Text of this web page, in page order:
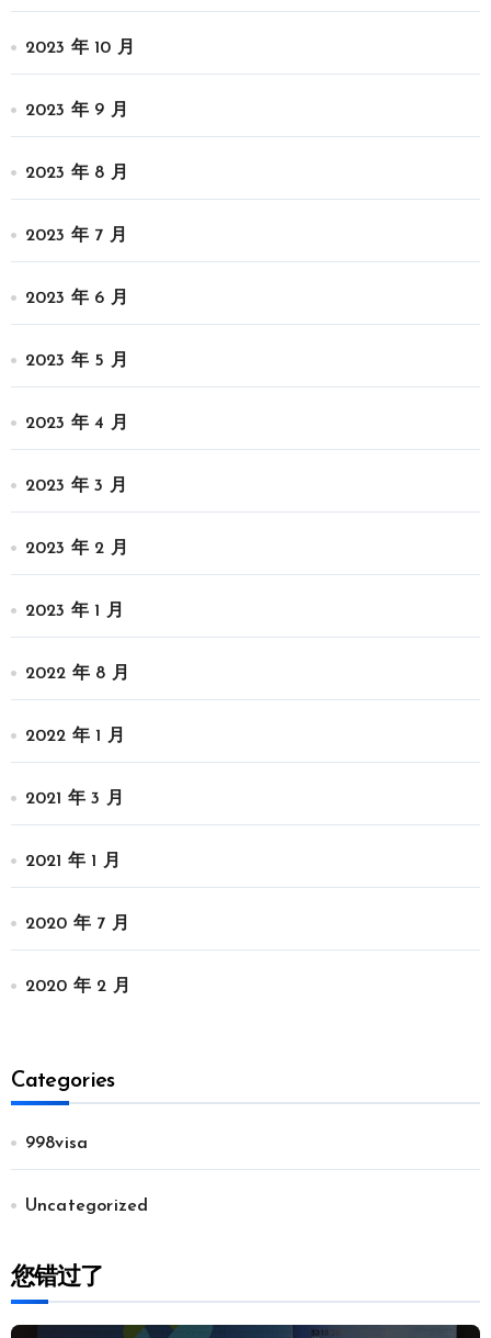
2023 年 10 月
2023 年 9 月
2023 年 8 月
2023 年 7 月
2023 年 6 月
2023 年 5 月
2023 年 4 月
2023 年 3 月
2023 年 2 月
2023 年 1 月
2022 年 8 月
2022 年 1 月
2021 年 3 月
2021 年 1 月
2020 年 7 月
2020 年 2 月
Categories
998visa
Uncategorized
您错过了